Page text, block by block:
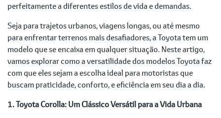
perfeitamente a diferentes estilos de vida e demandas.
Seja para trajetos urbanos, viagens longas, ou até mesmo
para enfrentar terrenos mais desafiadores, a Toyota tem um
modelo que se encaixa em qualquer situação. Neste artigo,
vamos explorar como a versatilidade dos modelos Toyota faz
com que eles sejam a escolha ideal para motoristas que
buscam praticidade, conforto, e eficiência em seu dia a dia.
1. Toyota Corolla: Um Clássico Versátil para a Vida Urbana